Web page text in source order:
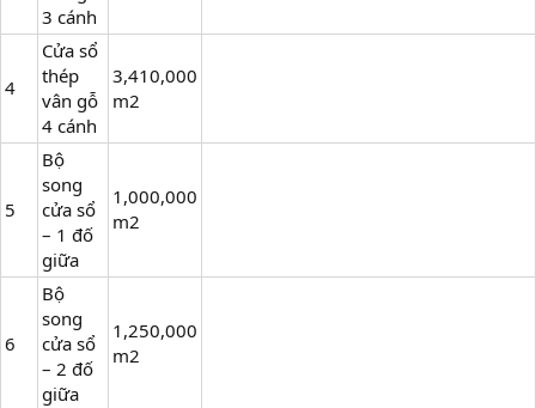
3 cánh
4
Cửa sổ
thép
vân gỗ
4 cánh
3,410,000
m2
5
Bộ
song
cửa sổ
– 1 đố
giữa
1,000,000
m2
6
Bộ
song
cửa sổ
– 2 đố
giữa
1,250,000
m2